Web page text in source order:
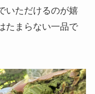
いただけるのが嬉
たまらない一品で